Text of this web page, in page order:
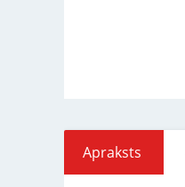
Apraksts